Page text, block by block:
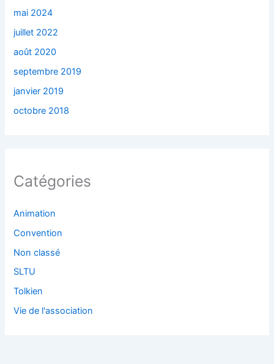
mai 2024
juillet 2022
août 2020
septembre 2019
janvier 2019
octobre 2018
Catégories
Animation
Convention
Non classé
SLTU
Tolkien
Vie de l'association